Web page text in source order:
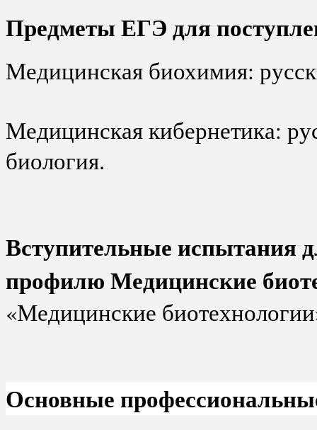
Предметы ЕГЭ для
Медицинская биохимия:
Медицинская кибернетика:
биология.
Вступительные испытания
профилю Медицинские
«Медицинские
Основные